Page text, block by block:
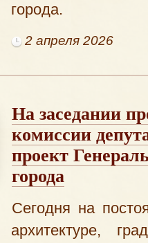
города.
2 апреля 2026
На заседании
комиссии
проект
города
Сегодня на
архитектуре,